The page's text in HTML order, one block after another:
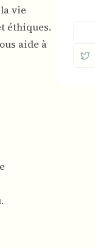
vie
éthiques.
aide à